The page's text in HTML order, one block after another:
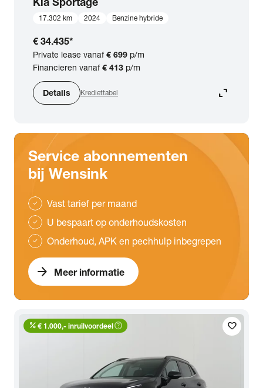
17.302 km 2024 Benzine hybride
€ 34.435*
Private lease vanaf€ 699 p/m
Financieren vanaf€ 413 p/m
Details Krediettabel expand_content
Service abonnementen
bij Wensink
check Vast tarief per maand
check U bespaart op onderhoudskosten
check Onderhoud, APK en pechhulp inbegrepen
arrow_forward Meer informatie
favorite
percent € 1.000,- inruilvoordeelhelp_outline